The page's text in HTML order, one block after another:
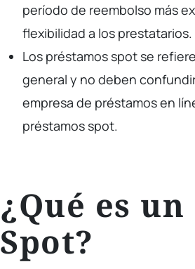
período de reembolso más
flexibilidad a los prestatarios.
Los préstamos spot se
general y no deben
empresa de préstamos en
préstamos spot.
¿Qué es
Spot?